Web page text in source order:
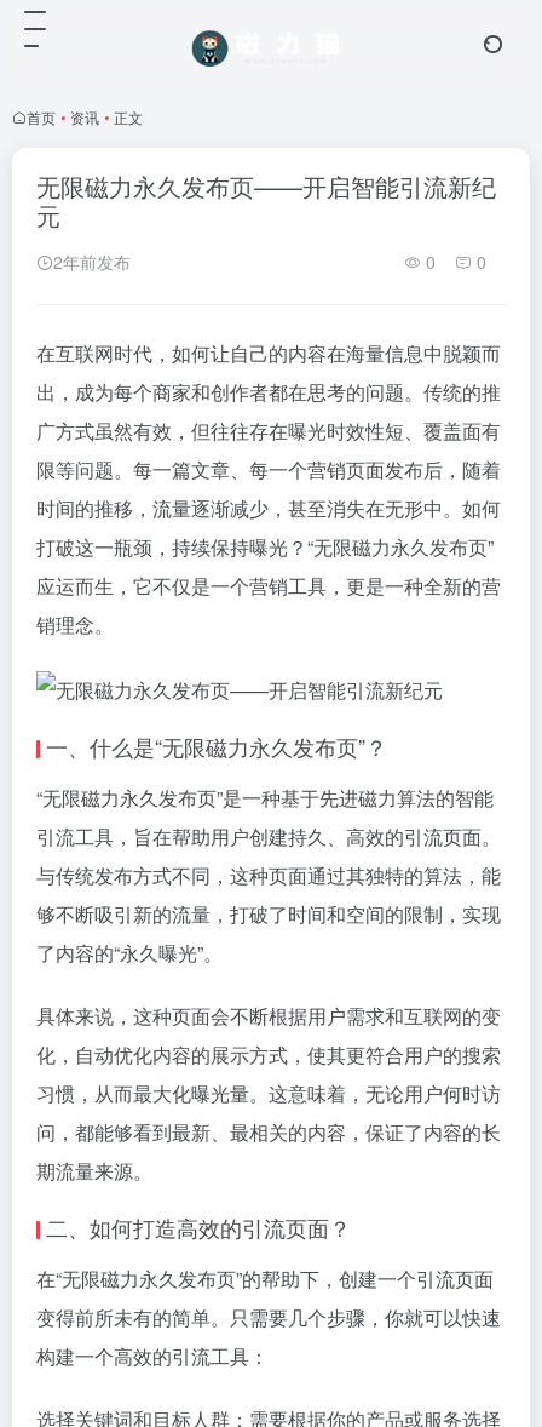
首页 • 资讯 • 正文
无限磁力永久发布页——开启智能引流新纪
元
2年前发布 0 0
在互联网时代，如何让自己的内容在海量信息中脱颖而
出，成为每个商家和创作者都在思考的问题。传统的推
广方式虽然有效，但往往存在曝光时效性短、覆盖面有
限等问题。每一篇文章、每一个营销页面发布后，随着
时间的推移，流量逐渐减少，甚至消失在无形中。如何
打破这一瓶颈，持续保持曝光？“无限磁力永久发布页”
应运而生，它不仅是一个营销工具，更是一种全新的营
销理念。
一、什么是“无限磁力永久发布页”？
“无限磁力永久发布页”是一种基于先进磁力算法的智能
引流工具，旨在帮助用户创建持久、高效的引流页面。
与传统发布方式不同，这种页面通过其独特的算法，能
够不断吸引新的流量，打破了时间和空间的限制，实现
了内容的“永久曝光”。
具体来说，这种页面会不断根据用户需求和互联网的变
化，自动优化内容的展示方式，使其更符合用户的搜索
习惯，从而最大化曝光量。这意味着，无论用户何时访
问，都能够看到最新、最相关的内容，保证了内容的长
期流量来源。
二、如何打造高效的引流页面？
在“无限磁力永久发布页”的帮助下，创建一个引流页面
变得前所未有的简单。只需要几个步骤，你就可以快速
构建一个高效的引流工具：
选择关键词和目标人群：需要根据你的产品或服务选择